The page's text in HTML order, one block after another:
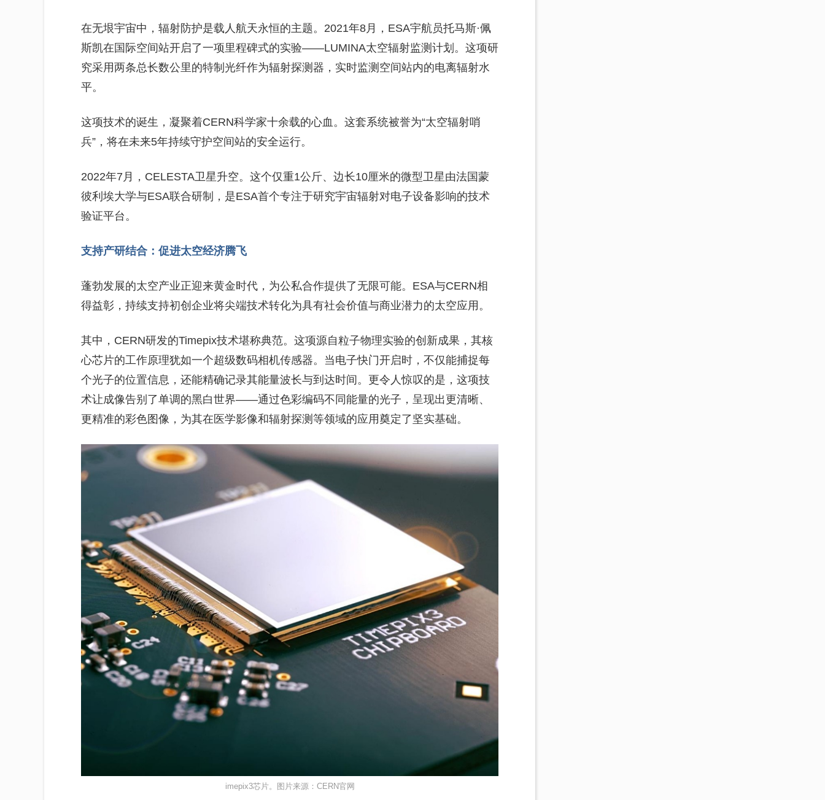
在无垠宇宙中，辐射防护是载人航天永恒的主题。2021年8月，ESA宇航员托马斯·佩
斯凯在国际空间站开启了一项里程碑式的实验——LUMINA太空辐射监测计划。这项研
究采用两条总长数公里的特制光纤作为辐射探测器，实时监测空间站内的电离辐射水
平。
这项技术的诞生，凝聚着CERN科学家十余载的心血。这套系统被誉为“太空辐射哨
兵”，将在未来5年持续守护空间站的安全运行。
2022年7月，CELESTA卫星升空。这个仅重1公斤、边长10厘米的微型卫星由法国蒙
彼利埃大学与ESA联合研制，是ESA首个专注于研究宇宙辐射对电子设备影响的技术
验证平台。
支持产研结合：促进太空经济腾飞
蓬勃发展的太空产业正迎来黄金时代，为公私合作提供了无限可能。ESA与CERN相
得益彰，持续支持初创企业将尖端技术转化为具有社会价值与商业潜力的太空应用。
其中，CERN研发的Timepix技术堪称典范。这项源自粒子物理实验的创新成果，其核
心芯片的工作原理犹如一个超级数码相机传感器。当电子快门开启时，不仅能捕捉每
个光子的位置信息，还能精确记录其能量波长与到达时间。更令人惊叹的是，这项技
术让成像告别了单调的黑白世界——通过色彩编码不同能量的光子，呈现出更清晰、
更精准的彩色图像，为其在医学影像和辐射探测等领域的应用奠定了坚实基础。
imepix3芯片。图片来源：CERN官网